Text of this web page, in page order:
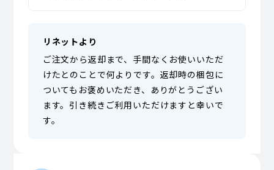
リネットより
ご注文から返却まで、手間なくお使いいただ
けたとのことで何よりです。返却時の梱包に
ついてもお褒めいただき、ありがとうござい
ます。引き続きご利用いただけますと幸いで
す。